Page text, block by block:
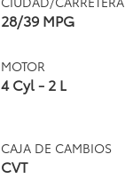
28/39 MPG
MOTOR
4 Cyl - 2 L
CAJA DE CAMBIOS
CVT